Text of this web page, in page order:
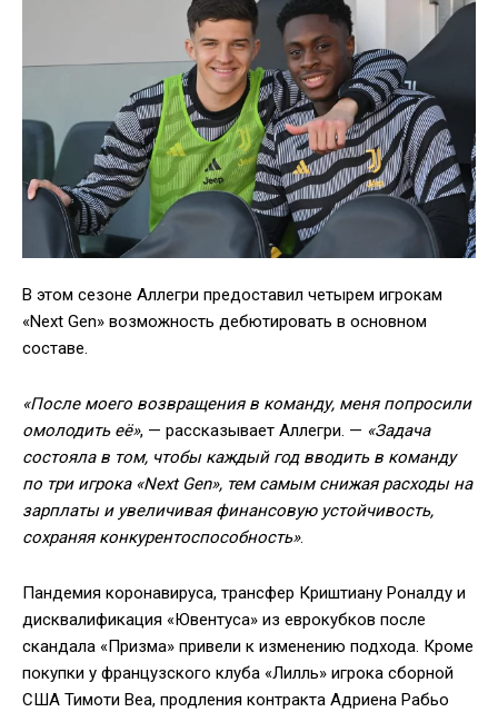
В этом сезоне Аллегри предоставил четырем игрокам
«Next Gen» возможность дебютировать в основном
составе.
«После моего возвращения в команду, меня попросили
омолодить её», — рассказывает Аллегри. — «Задача
состояла в том, чтобы каждый год вводить в команду
по три игрока «Next Gen», тем самым снижая расходы на
зарплаты и увеличивая финансовую устойчивость,
сохраняя конкурентоспособность».
Пандемия коронавируса, трансфер Криштиану Роналду и
дисквалификация «Ювентуса» из еврокубков после
скандала «Призма» привели к изменению подхода. Кроме
покупки у французского клуба «Лилль» игрока сборной
США Тимоти Веа, продления контракта Адриена Рабьо